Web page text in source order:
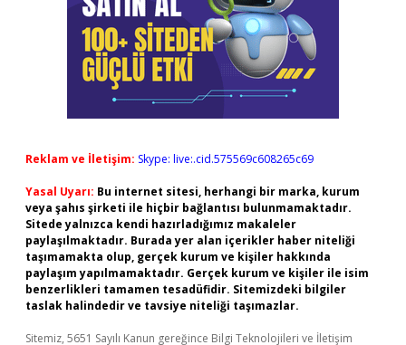
Reklam ve İletişim: Skype: live:.cid.575569c608265c69
Yasal Uyarı: Bu internet sitesi, herhangi bir marka, kurum
veya şahıs şirketi ile hiçbir bağlantısı bulunmamaktadır.
Sitede yalnızca kendi hazırladığımız makaleler
paylaşılmaktadır. Burada yer alan içerikler haber niteliği
taşımamakta olup, gerçek kurum ve kişiler hakkında
paylaşım yapılmamaktadır. Gerçek kurum ve kişiler ile isim
benzerlikleri tamamen tesadüfidir. Sitemizdeki bilgiler
taslak halindedir ve tavsiye niteliği taşımazlar.
Sitemiz, 5651 Sayılı Kanun gereğince Bilgi Teknolojileri ve İletişim